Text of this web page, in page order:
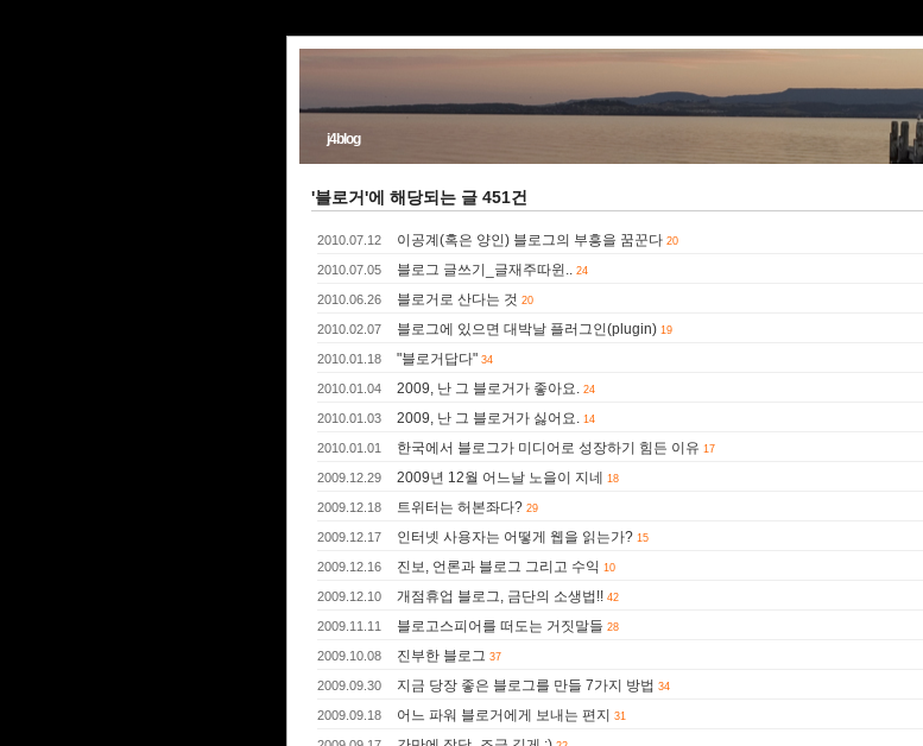
j4blog
'블로거'에 해당되는 글 451건
2010.07.12 이공계(혹은 양인) 블로그의 부흥을 꿈꾼다 20
2010.07.05 블로그 글쓰기_글재주따윈.. 24
2010.06.26 블로거로 산다는 것 20
2010.02.07 블로그에 있으면 대박날 플러그인(plugin) 19
2010.01.18 "블로거답다" 34
2010.01.04 2009, 난 그 블로거가 좋아요. 24
2010.01.03 2009, 난 그 블로거가 싫어요. 14
2010.01.01 한국에서 블로그가 미디어로 성장하기 힘든 이유 17
2009.12.29 2009년 12월 어느날 노을이 지네 18
2009.12.18 트위터는 허본좌다? 29
2009.12.17 인터넷 사용자는 어떻게 웹을 읽는가? 15
2009.12.16 진보, 언론과 블로그 그리고 수익 10
2009.12.10 개점휴업 블로그, 금단의 소생법!! 42
2009.11.11 블로고스피어를 떠도는 거짓말들 28
2009.10.08 진부한 블로그 37
2009.09.30 지금 당장 좋은 블로그를 만들 7가지 방법 34
2009.09.18 어느 파워 블로거에게 보내는 편지 31